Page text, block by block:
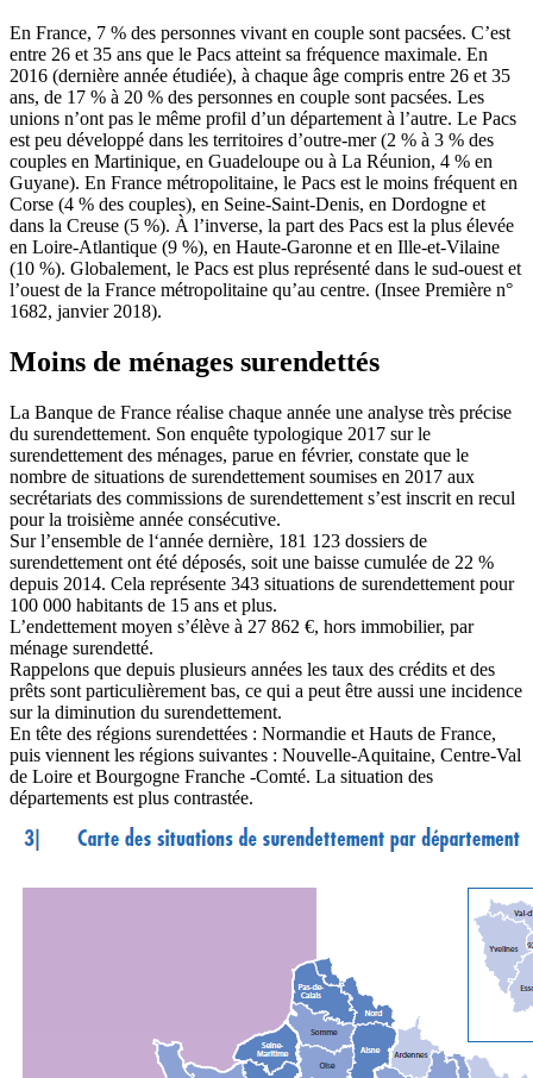
En France, 7 % des personnes vivant en couple sont pacsées. C’est
entre 26 et 35 ans que le Pacs atteint sa fréquence maximale. En
2016 (dernière année étudiée), à chaque âge compris entre 26 et 35
ans, de 17 % à 20 % des personnes en couple sont pacsées. Les
unions n’ont pas le même profil d’un département à l’autre. Le Pacs
est peu développé dans les territoires d’outre-mer (2 % à 3 % des
couples en Martinique, en Guadeloupe ou à La Réunion, 4 % en
Guyane). En France métropolitaine, le Pacs est le moins fréquent en
Corse (4 % des couples), en Seine-Saint-Denis, en Dordogne et
dans la Creuse (5 %). À l’inverse, la part des Pacs est la plus élevée
en Loire-Atlantique (9 %), en Haute-Garonne et en Ille-et-Vilaine
(10 %). Globalement, le Pacs est plus représenté dans le sud-ouest et
l’ouest de la France métropolitaine qu’au centre. (Insee Première n°
1682, janvier 2018).
Moins de ménages surendettés
La Banque de France réalise chaque année une analyse très précise
du surendettement. Son enquête typologique 2017 sur le
surendettement des ménages, parue en février, constate que le
nombre de situations de surendettement soumises en 2017 aux
secrétariats des commissions de surendettement s’est inscrit en recul
pour la troisième année consécutive.
Sur l’ensemble de l‘année dernière, 181 123 dossiers de
surendettement ont été déposés, soit une baisse cumulée de 22 %
depuis 2014. Cela représente 343 situations de surendettement pour
100 000 habitants de 15 ans et plus.
L’endettement moyen s’élève à 27 862 €, hors immobilier, par
ménage surendetté.
Rappelons que depuis plusieurs années les taux des crédits et des
prêts sont particulièrement bas, ce qui a peut être aussi une incidence
sur la diminution du surendettement.
En tête des régions surendettées : Normandie et Hauts de France,
puis viennent les régions suivantes : Nouvelle-Aquitaine, Centre-Val
de Loire et Bourgogne Franche -Comté. La situation des
départements est plus contrastée.